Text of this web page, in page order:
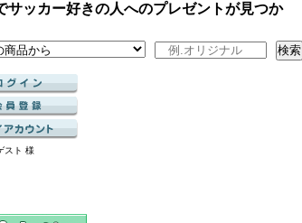
ッカー好きの人へのプレゼントが見つか
検索
スト 様